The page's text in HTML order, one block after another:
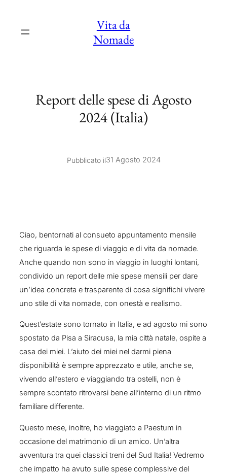
contenuto
Vita da
Nomade
Report delle spese di Agosto
2024 (Italia)
Pubblicato il31 Agosto 2024
Ciao, bentornati al consueto appuntamento mensile
che riguarda le spese di viaggio e di vita da nomade.
Anche quando non sono in viaggio in luoghi lontani,
condivido un report delle mie spese mensili per dare
un’idea concreta e trasparente di cosa significhi vivere
uno stile di vita nomade, con onestà e realismo.
Quest’estate sono tornato in Italia, e ad agosto mi sono
spostato da Pisa a Siracusa, la mia città natale, ospite a
casa dei miei. L’aiuto dei miei nel darmi piena
disponibilità è sempre apprezzato e utile, anche se,
vivendo all’estero e viaggiando tra ostelli, non è
sempre scontato ritrovarsi bene all’interno di un ritmo
familiare differente.
Questo mese, inoltre, ho viaggiato a Paestum in
occasione del matrimonio di un amico. Un’altra
avventura tra quei classici treni del Sud Italia! Vedremo
che impatto ha avuto sulle spese complessive del